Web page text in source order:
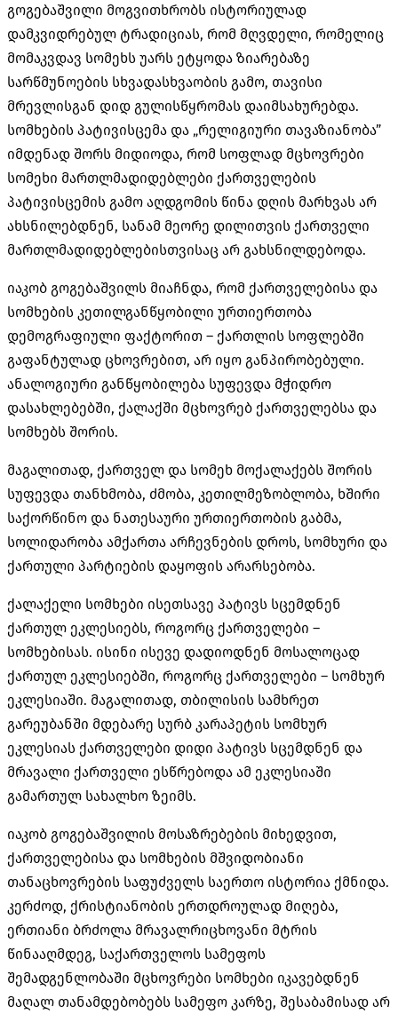
გოგებაშვილი მოგვითხრობს ისტორიულად
დამკვიდრებულ ტრადიციას, რომ მღვდელი, რომელიც
მომაკვდავ სომეხს უარს ეტყოდა ზიარებაზე
სარწმუნოების სხვადასხვაობის გამო, თავისი
მრევლისგან დიდ გულისწყრომას დაიმსახურებდა.
სომხების პატივისცემა და „რელიგიური თავაზიანობა”
იმდენად შორს მიდიოდა, რომ სოფლად მცხოვრები
სომეხი მართლმადიდებლები ქართველების
პატივისცემის გამო აღდგომის წინა დღის მარხვას არ
ახსნილებდნენ, სანამ მეორე დილითვის ქართველი
მართლმადიდებლებისთვისაც არ გახსნილდებოდა.
იაკობ გოგებაშვილს მიაჩნდა, რომ ქართველებისა და
სომხების კეთილგანწყობილი ურთიერთობა
დემოგრაფიული ფაქტორით – ქართლის სოფლებში
გაფანტულად ცხოვრებით, არ იყო განპირობებული.
ანალოგიური განწყობილება სუფევდა მჭიდრო
დასახლებებში, ქალაქში მცხოვრებ ქართველებსა და
სომხებს შორის.
მაგალითად, ქართველ და სომეხ მოქალაქებს შორის
სუფევდა თანხმობა, ძმობა, კეთილმეზობლობა, ხშირი
საქორწინო და ნათესაური ურთიერთობის გაბმა,
სოლიდარობა ამქართა არჩევნების დროს, სომხური და
ქართული პარტიების დაყოფის არარსებობა.
ქალაქელი სომხები ისეთსავე პატივს სცემდნენ
ქართულ ეკლესიებს, როგორც ქართველები –
სომხებისას. ისინი ისევე დადიოდნენ მოსალოცად
ქართულ ეკლესიებში, როგორც ქართველები – სომხურ
ეკლესიაში. მაგალითად, თბილისის სამხრეთ
გარეუბანში მდებარე სურბ კარაპეტის სომხურ
ეკლესიას ქართველები დიდი პატივს სცემდნენ და
მრავალი ქართველი ესწრებოდა ამ ეკლესიაში
გამართულ სახალხო ზეიმს.
იაკობ გოგებაშვილის მოსაზრებების მიხედვით,
ქართველებისა და სომხების მშვიდობიანი
თანაცხოვრების საფუძველს საერთო ისტორია ქმნიდა.
კერძოდ, ქრისტიანობის ერთდროულად მიღება,
ერთიანი ბრძოლა მრავალრიცხოვანი მტრის
წინააღმდეგ, საქართველოს სამეფოს
შემადგენლობაში მცხოვრები სომხები იკავებდნენ
მაღალ თანამდებობებს სამეფო კარზე, შესაბამისად არ